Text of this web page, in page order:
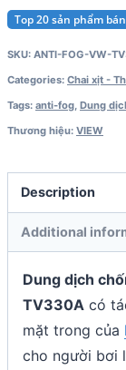
Top 20 sản phẩm
SKU: ANTI-FOG-VW-
Categories: Chai xịt -
Tags: anti-fog, Dung
Thương hiệu: VIEW
Description
Additional
Dung dịch
TV330A có
mặt trong của
cho người bơi